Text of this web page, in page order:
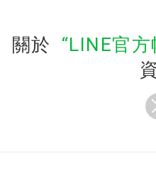
關於 LINE官